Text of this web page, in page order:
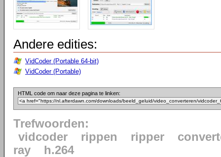
Andere edities:
VidCoder (Portable 64-bit)
VidCoder (Portable)
HTML code om naar deze pagina te linken:
Trefwoorden:
vidcoder
rippen ripper
ray
h.264